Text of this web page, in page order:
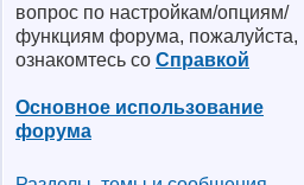
вопрос по настройкам/опциям/
функциям форума, пожалуйста,
ознакомтесь со Справкой
Основное использование
форума